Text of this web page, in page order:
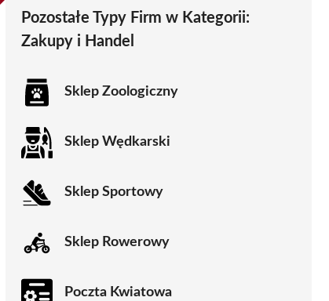
Pozostałe Typy Firm w Kategorii:
Zakupy i Handel
Sklep Zoologiczny
Sklep Wędkarski
Sklep Sportowy
Sklep Rowerowy
Poczta Kwiatowa